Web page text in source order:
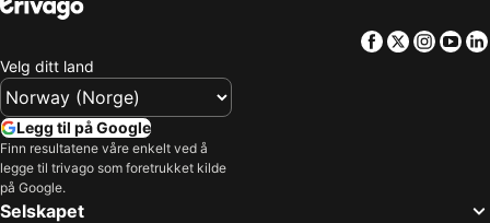
Facebook
Twitter
Velg ditt land
Legg til på Google
Finn resultatene våre enkelt ved å
legge til trivago som foretrukket kilde
på Google.
Selskapet